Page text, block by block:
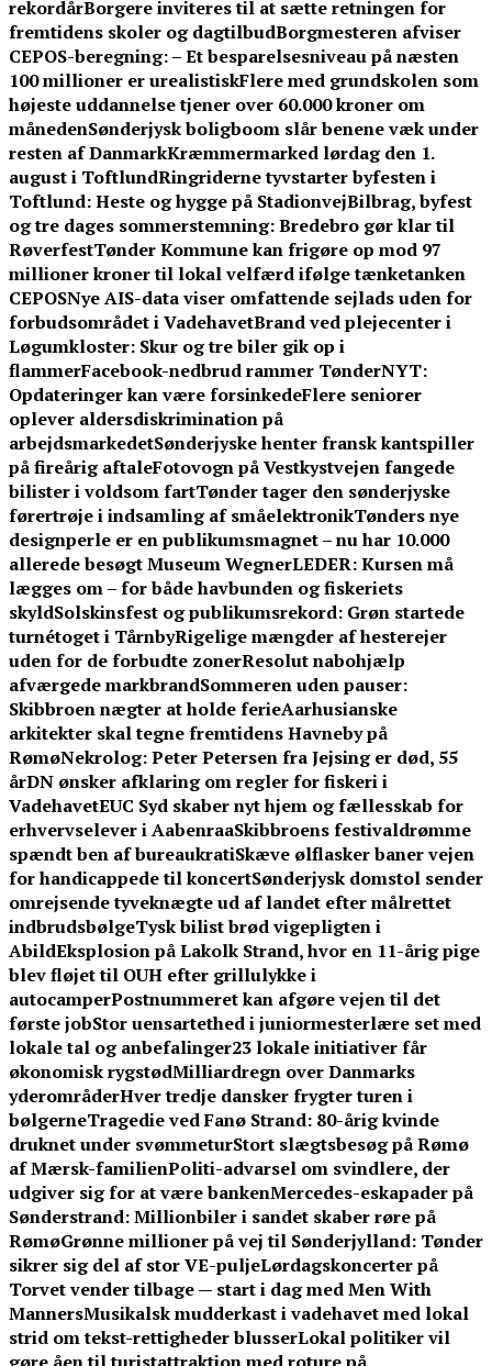
rekordårBorgere inviteres til at sætte retningen for
fremtidens skoler og dagtilbudBorgmesteren afviser
CEPOS-beregning: – Et besparelsesniveau på næsten
100 millioner er urealistiskFlere med grundskolen som
højeste uddannelse tjener over 60.000 kroner om
månedenSønderjysk boligboom slår benene væk under
resten af DanmarkKræmmermarked lørdag den 1.
august i ToftlundRingriderne tyvstarter byfesten i
Toftlund: Heste og hygge på StadionvejBilbrag, byfest
og tre dages sommerstemning: Bredebro gør klar til
RøverfestTønder Kommune kan frigøre op mod 97
millioner kroner til lokal velfærd ifølge tænketanken
CEPOSNye AIS-data viser omfattende sejlads uden for
forbudsområdet i VadehavetBrand ved plejecenter i
Løgumkloster: Skur og tre biler gik op i
flammerFacebook-nedbrud rammer TønderNYT:
Opdateringer kan være forsinkedeFlere seniorer
oplever aldersdiskrimination på
arbejdsmarkedetSønderjyske henter fransk kantspiller
på fireårig aftaleFotovogn på Vestkystvejen fangede
bilister i voldsom fartTønder tager den sønderjyske
førertrøje i indsamling af småelektronikTønders nye
designperle er en publikumsmagnet – nu har 10.000
allerede besøgt Museum WegnerLEDER: Kursen må
lægges om – for både havbunden og fiskeriets
skyldSolskinsfest og publikumsrekord: Grøn startede
turnétoget i TårnbyRigelige mængder af hesterejer
uden for de forbudte zonerResolut nabohjælp
afværgede markbrandSommeren uden pauser:
Skibbroen nægter at holde ferieAarhusianske
arkitekter skal tegne fremtidens Havneby på
RømøNekrolog: Peter Petersen fra Jejsing er død, 55
årDN ønsker afklaring om regler for fiskeri i
VadehavetEUC Syd skaber nyt hjem og fællesskab for
erhvervselever i AabenraaSkibbroens festivaldrømme
spændt ben af bureaukratiSkæve ølflasker baner vejen
for handicappede til koncertSønderjysk domstol sender
omrejsende tyveknægte ud af landet efter målrettet
indbrudsbølgeTysk bilist brød vigepligten i
AbildEksplosion på Lakolk Strand, hvor en 11-årig pige
blev fløjet til OUH efter grillulykke i
autocamperPostnummeret kan afgøre vejen til det
første jobStor uensartethed i juniormesterlære set med
lokale tal og anbefalinger23 lokale initiativer får
økonomisk rygstødMilliardregn over Danmarks
yderområderHver tredje dansker frygter turen i
bølgerneTragedie ved Fanø Strand: 80-årig kvinde
druknet under svømmeturStort slægtsbesøg på Rømø
af Mærsk-familienPoliti-advarsel om svindlere, der
udgiver sig for at være bankenMercedes-eskapader på
Sønderstrand: Millionbiler i sandet skaber røre på
RømøGrønne millioner på vej til Sønderjylland: Tønder
sikrer sig del af stor VE-puljeLørdagskoncerter på
Torvet vender tilbage — start i dag med Men With
MannersMusikalsk mudderkast i vadehavet med lokal
strid om tekst-rettigheder blusserLokal politiker vil